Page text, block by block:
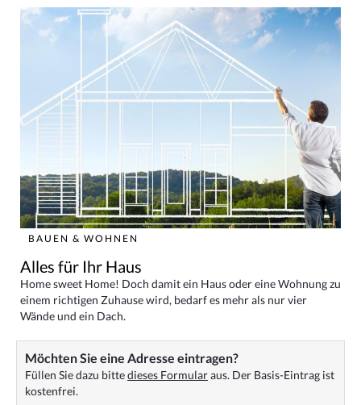
BAUEN & WOHNEN
Alles für Ihr Haus
Home sweet Home! Doch damit ein Haus oder eine Wohnung zu
einem richtigen Zuhause wird, bedarf es mehr als nur vier
Wände und ein Dach.
Möchten Sie eine Adresse eintragen?
Füllen Sie dazu bittedieses Formularaus. Der Basis-Eintrag ist
kostenfrei.